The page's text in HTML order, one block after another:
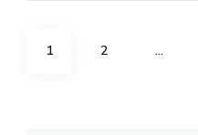
Paginasi
HALAMAN
1 HALAMAN
2 …